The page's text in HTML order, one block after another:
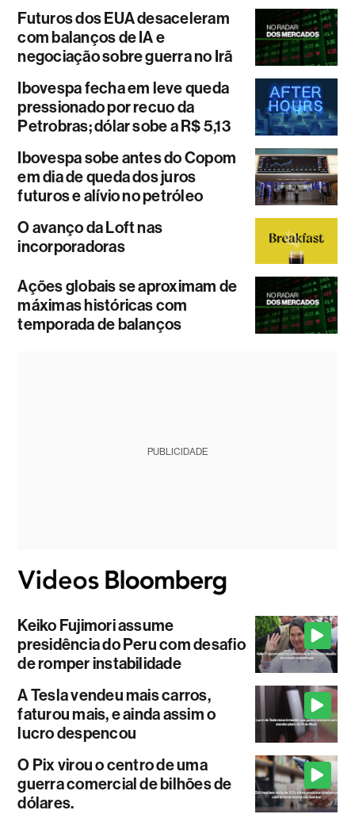
Futuros dos EUA desaceleram
com balanços de IA e
negociação sobre guerra no Irã
Ibovespa fecha em leve queda
pressionado por recuo da
Petrobras; dólar sobe a R$ 5,13
Ibovespa sobe antes do Copom
em dia de queda dos juros
futuros e alívio no petróleo
O avanço da Loft nas
incorporadoras
Ações globais se aproximam de
máximas históricas com
temporada de balanços
PUBLICIDADE
Keiko Fujimori assume
presidência do Peru com desafio
de romper instabilidade
A Tesla vendeu mais carros,
faturou mais, e ainda assim o
lucro despencou
O Pix virou o centro de uma
guerra comercial de bilhões de
dólares.